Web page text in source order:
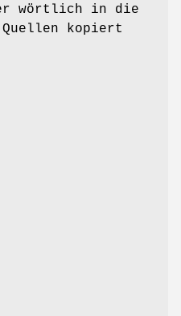
wörtlich in die
kopiert